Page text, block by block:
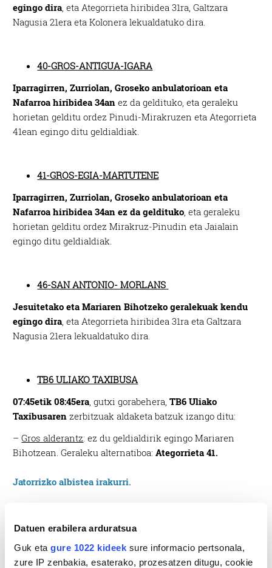
Datuen erabilera arduratsua
Guk eta gure 1022 kideek sure informacio pertsonala,
zure IP zenbakia, esaterako, prozesatzen ditugu, cookie
egingo dira, eta Ategorrieta hiribidea 31ra, Galtzara
Nagusia 21era eta Kolonera lekualdatuko dira.
40-GROS-ANTIGUA-IGARA
Iparragirren, Zurriolan, Groseko anbulatorioan eta
Nafarroa hiribidea 34an ez da geldituko, eta geraleku
horietan gelditu ordez Pinudi-Mirakruzen eta Ategorrieta
41ean egingo ditu geldialdiak.
41-GROS-EGIA-MARTUTENE
Iparragirren, Zurriolan, Groseko anbulatorioan eta
Nafarroa hiribidea 34an ez da geldituko, eta geraleku
horietan gelditu ordez Mirakruz-Pinudin eta Jaialain
egingo ditu geldialdiak.
46-SAN ANTONIO- MORLANS
Jesuitetako eta Mariaren Bihotzeko geralekuak kendu
egingo dira, eta Ategorrieta hiribidea 31ra eta Galtzara
Nagusia 21era lekualdatuko dira.
TB6 ULIAKO TAXIBUSA
07:45etik 08:45era, gutxi gorabehera,TB6 Uliako
Taxibusaren zerbitzuak aldaketa batzuk izango ditu:
–Gros alderantz: ez du geldialdirik egingo Mariaren
Bihotzean. Geraleku alternatiboa:Ategorrieta 41.
Jatorrizko albistea irakurri.